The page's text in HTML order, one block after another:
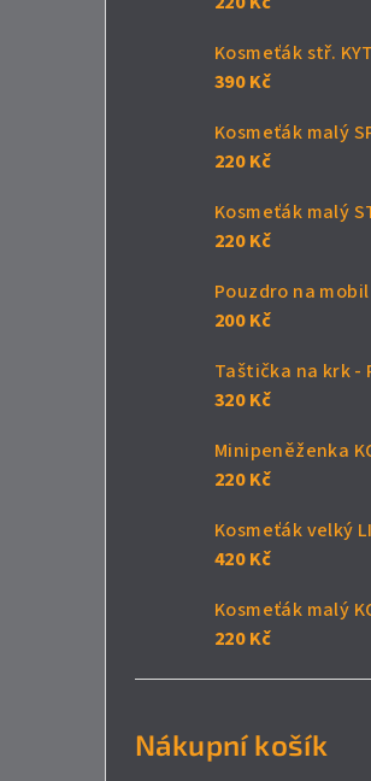
Kosmeťák stř.
390 Kč
Kosmeťák malý
220 Kč
Kosmeťák malý
220 Kč
Pouzdro na mobil
200 Kč
Taštička na krk -
320 Kč
Minipeněženka
220 Kč
Kosmeťák velký
420 Kč
Kosmeťák malý
220 Kč
Nákupní košík